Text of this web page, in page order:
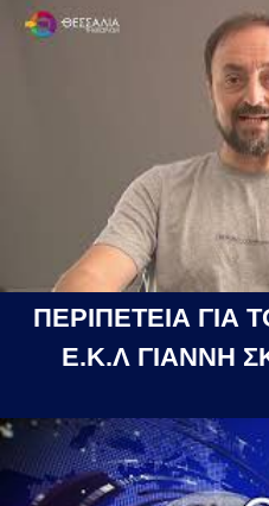
ΠΕΡΙΠΕΤΕΙΑ ΓΙΑ
Ε.Κ.Λ ΓΙΑΝΝΗ